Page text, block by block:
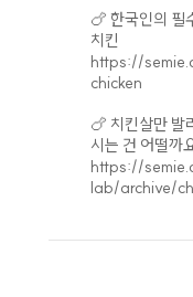
🍗 한국인의 필
치킨
https://
chicken
🍗 치킨살만 발
시는 건 어떨까
https://
lab/archive/